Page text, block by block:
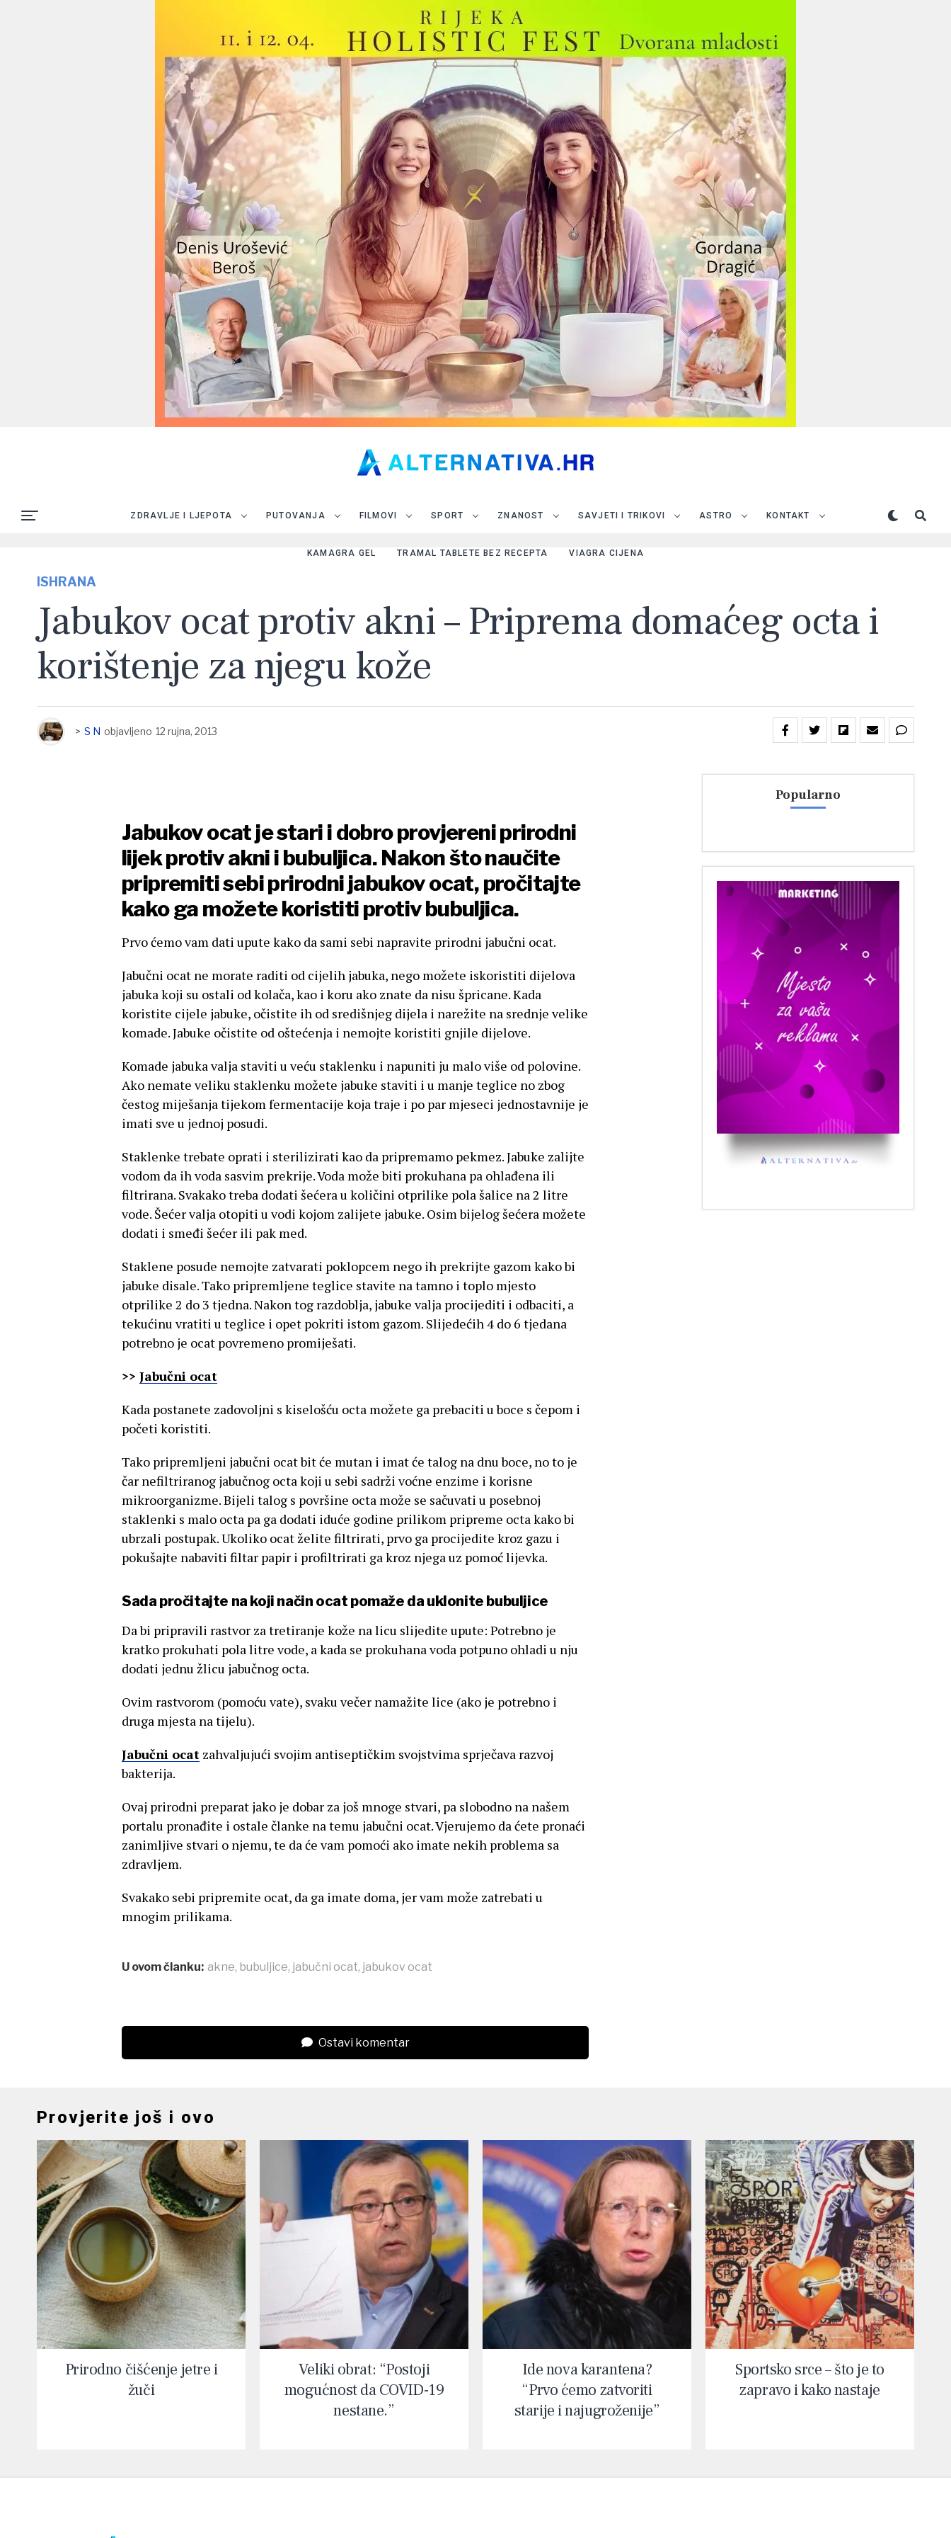
ZDRAVLJE I LJEPOTA PUTOVANJA FILMOVI SPORT ZNANOST SAVJETI I TRIKOVI ASTRO KONTAKT
KAMAGRA GEL TRAMAL TABLETE BEZ RECEPTA VIAGRA CIJENA
ISHRANA
Jabukov ocat protiv akni – Priprema domaćeg octa i
korištenje za njegu kože
> S N objavljeno 12 rujna, 2013
Jabukov ocat je stari i dobro provjereni prirodni
lijek protiv akni i bubuljica. Nakon što naučite
pripremiti sebi prirodni jabukov ocat, pročitajte
kako ga možete koristiti protiv bubuljica.
Prvo ćemo vam dati upute kako da sami sebi napravite prirodni jabučni ocat.
Jabučni ocat ne morate raditi od cijelih jabuka, nego možete iskoristiti dijelova
jabuka koji su ostali od kolača, kao i koru ako znate da nisu špricane. Kada
koristite cijele jabuke, očistite ih od središnjeg dijela i narežite na srednje velike
komade. Jabuke očistite od oštećenja i nemojte koristiti gnjile dijelove.
Komade jabuka valja staviti u veću staklenku i napuniti ju malo više od polovine.
Ako nemate veliku staklenku možete jabuke staviti i u manje teglice no zbog
čestog miješanja tijekom fermentacije koja traje i po par mjeseci jednostavnije je
imati sve u jednoj posudi.
Staklenke trebate oprati i sterilizirati kao da pripremamo pekmez. Jabuke zalijte
vodom da ih voda sasvim prekrije. Voda može biti prokuhana pa ohlađena ili
filtrirana. Svakako treba dodati šećera u količini otprilike pola šalice na 2 litre
vode. Šećer valja otopiti u vodi kojom zalijete jabuke. Osim bijelog šećera možete
dodati i smeđi šećer ili pak med.
Staklene posude nemojte zatvarati poklopcem nego ih prekrijte gazom kako bi
jabuke disale. Tako pripremljene teglice stavite na tamno i toplo mjesto
otprilike 2 do 3 tjedna. Nakon tog razdoblja, jabuke valja procijediti i odbaciti, a
tekućinu vratiti u teglice i opet pokriti istom gazom. Slijedećih 4 do 6 tjedana
potrebno je ocat povremeno promiješati.
>> Jabučni ocat
Kada postanete zadovoljni s kiselošću octa možete ga prebaciti u boce s čepom i
početi koristiti.
Tako pripremljeni jabučni ocat bit će mutan i imat će talog na dnu boce, no to je
čar nefiltriranog jabučnog octa koji u sebi sadrži voćne enzime i korisne
mikroorganizme. Bijeli talog s površine octa može se sačuvati u posebnoj
staklenki s malo octa pa ga dodati iduće godine prilikom pripreme octa kako bi
ubrzali postupak. Ukoliko ocat želite filtrirati, prvo ga procijedite kroz gazu i
pokušajte nabaviti filtar papir i profiltrirati ga kroz njega uz pomoć lijevka.
Sada pročitajte na koji način ocat pomaže da uklonite bubuljice
Da bi pripravili rastvor za tretiranje kože na licu slijedite upute: Potrebno je
kratko prokuhati pola litre vode, a kada se prokuhana voda potpuno ohladi u nju
dodati jednu žlicu jabučnog octa.
Ovim rastvorom (pomoću vate), svaku večer namažite lice (ako je potrebno i
druga mjesta na tijelu).
Jabučni ocat zahvaljujući svojim antiseptičkim svojstvima sprječava razvoj
bakterija.
Ovaj prirodni preparat jako je dobar za još mnoge stvari, pa slobodno na našem
portalu pronađite i ostale članke na temu jabučni ocat. Vjerujemo da ćete pronaći
zanimljive stvari o njemu, te da će vam pomoći ako imate nekih problema sa
zdravljem.
Svakako sebi pripremite ocat, da ga imate doma, jer vam može zatrebati u
mnogim prilikama.
U ovom članku: akne, bubuljice, jabučni ocat, jabukov ocat
Ostavi komentar
Popularno
Provjerite još i ovo
Prirodno čišćenje jetre i
žuči
Veliki obrat: “Postoji
mogućnost da COVID-19
nestane.”
Ide nova karantena?
“Prvo ćemo zatvoriti
starije i najugroženije”
Sportsko srce – što je to
zapravo i kako nastaje